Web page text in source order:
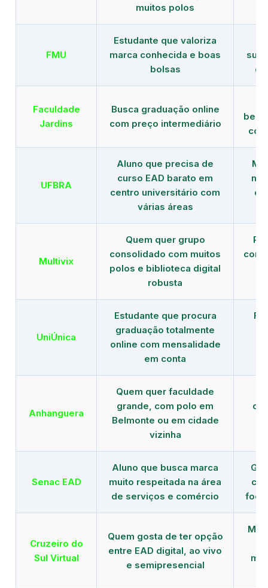
muitos polos
FMU
Estudante que valoriza
marca conhecida e boas
bolsas
Faculdade
Jardins
Busca graduação online
com preço intermediário
UFBRA
Aluno que precisa de
curso EAD barato em
centro universitário com
várias áreas
Multivix
Quem quer grupo
consolidado com muitos
polos e biblioteca digital
robusta
com
UniÚnica
Estudante que procura
graduação totalmente
online com mensalidade
em conta
Anhanguera
Quem quer faculdade
grande, com polo em
Belmonte ou em cidade
vizinha
Senac EAD
Aluno que busca marca
muito respeitada na área
de serviços e comércio
foco
Cruzeiro do
Sul Virtual
Quem gosta de ter opção
entre EAD digital, ao vivo
e semipresencial